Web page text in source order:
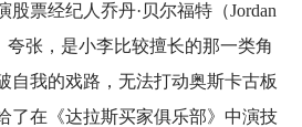
票经纪人乔丹·贝尔福特（Jordan
夸张，是小李比较擅长的那一类角
自我的戏路，无法打动奥斯卡古板
了在《达拉斯买家俱乐部》中演技